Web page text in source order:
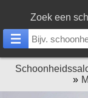
Zoek een